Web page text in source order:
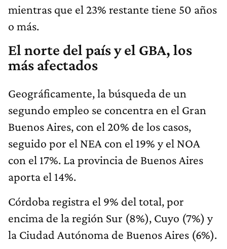
mientras que el 23% restante tiene 50 años
o más.
El norte del país y el GBA, los
más afectados
Geográficamente, la búsqueda de un
segundo empleo se concentra en el Gran
Buenos Aires, con el 20% de los casos,
seguido por el NEA con el 19% y el NOA
con el 17%. La provincia de Buenos Aires
aporta el 14%.
Córdoba registra el 9% del total, por
encima de la región Sur (8%), Cuyo (7%) y
la Ciudad Autónoma de Buenos Aires (6%).